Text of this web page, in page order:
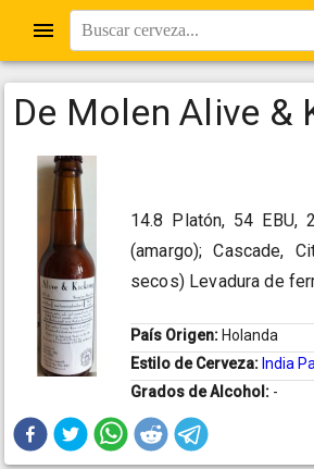
Buscar cerveza...
De Molen Alive &
14.8 Platón, 54 EBU,
(amargo); Cascade,
secos) Levadura de
País Origen: Holanda
Estilo de Cerveza: India
Grados de Alcohol: -